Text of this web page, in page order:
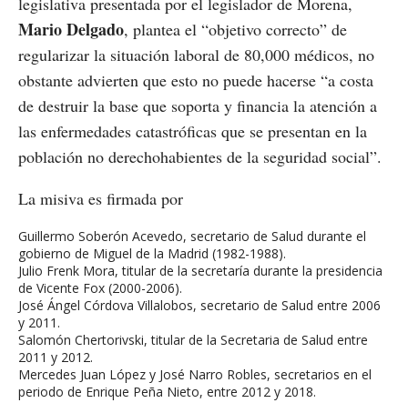
Mario Delgado, plantea el “objetivo correcto” de
regularizar la situación laboral de 80,000 médicos, no
obstante advierten que esto no puede hacerse “a costa
de destruir la base que soporta y financia la atención a
las enfermedades catastróficas que se presentan en la
población no derechohabientes de la seguridad social”.
La misiva es firmada por
Guillermo Soberón Acevedo, secretario de Salud durante el
gobierno de Miguel de la Madrid (1982-1988).
Julio Frenk Mora, titular de la secretaría durante la presidencia
de Vicente Fox (2000-2006).
José Ángel Córdova Villalobos, secretario de Salud entre 2006
y 2011.
Salomón Chertorivski, titular de la Secretaria de Salud entre
2011 y 2012.
Mercedes Juan López y José Narro Robles, secretarios en el
periodo de Enrique Peña Nieto, entre 2012 y 2018.